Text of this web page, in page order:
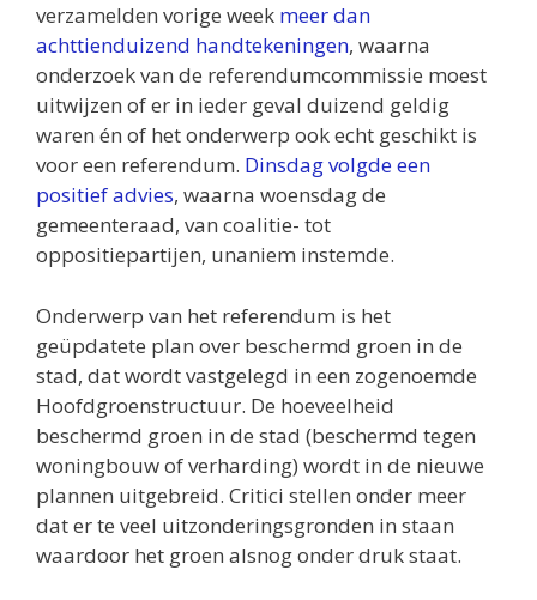
verzamelden vorige week meer dan
achttienduizend handtekeningen, waarna
onderzoek van de referendumcommissie moest
uitwijzen of er in ieder geval duizend geldig
waren én of het onderwerp ook echt geschikt is
voor een referendum. Dinsdag volgde een
positief advies, waarna woensdag de
gemeenteraad, van coalitie- tot
oppositiepartijen, unaniem instemde.
Onderwerp van het referendum is het
geüpdatete plan over beschermd groen in de
stad, dat wordt vastgelegd in een zogenoemde
Hoofdgroenstructuur. De hoeveelheid
beschermd groen in de stad (beschermd tegen
woningbouw of verharding) wordt in de nieuwe
plannen uitgebreid. Critici stellen onder meer
dat er te veel uitzonderingsgronden in staan
waardoor het groen alsnog onder druk staat.